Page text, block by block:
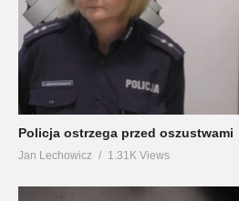
Policja ostrzega przed oszustwami
Jan Lechowicz 1.31K Views